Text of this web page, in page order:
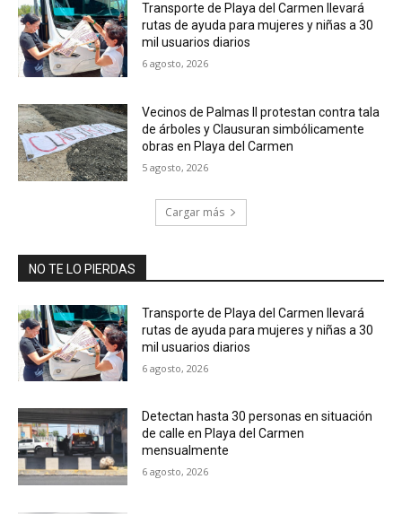
Transporte de Playa del Carmen llevará
rutas de ayuda para mujeres y niñas a 30
mil usuarios diarios
6 agosto, 2026
Vecinos de Palmas II protestan contra tala
de árboles y Clausuran simbólicamente
obras en Playa del Carmen
5 agosto, 2026
Cargar más
NO TE LO PIERDAS
Transporte de Playa del Carmen llevará
rutas de ayuda para mujeres y niñas a 30
mil usuarios diarios
6 agosto, 2026
Detectan hasta 30 personas en situación
de calle en Playa del Carmen
mensualmente
6 agosto, 2026